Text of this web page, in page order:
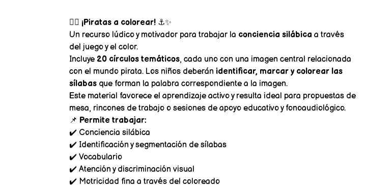
🏴‍☠️ ¡Piratas a colorear!⚓️✨
Un recurso lúdico y motivador para trabajar la conciencia silábica a través
del juego y el color.
Incluye 20 círculos temáticos, cada uno con una imagen central relacionada
con el mundo pirata. Los niños deberán identificar, marcar y colorear las
sílabasque forman la palabra correspondiente a la imagen.
Este material favorece el aprendizaje activo y resulta ideal para propuestas de
mesa, rincones de trabajo o sesiones de apoyo educativo y fonoaudiológico.
📌 Permite trabajar:
✔️ Conciencia silábica
✔️ Identificación y segmentación de sílabas
✔️ Vocabulario
✔️ Atención y discriminación visual
✔️ Motricidad fina a través del coloreado